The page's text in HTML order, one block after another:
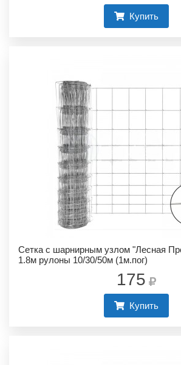
Купить
Сетка с шарнирным узлом "Лесная
1.8м рулоны 10/30/50м (1м.пог)
175
Купить